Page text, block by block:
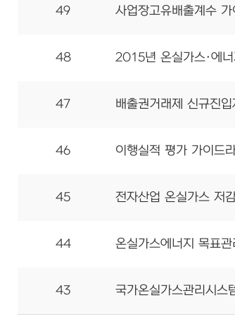
49 사업장고유배출계수
48 2015년 온실가스·에
47 배출권거래제 신규진
46 이행실적 평가 가이드
45 전자산업 온실가스 저
44 온실가스에너지 목표
43 국가온실가스관리시